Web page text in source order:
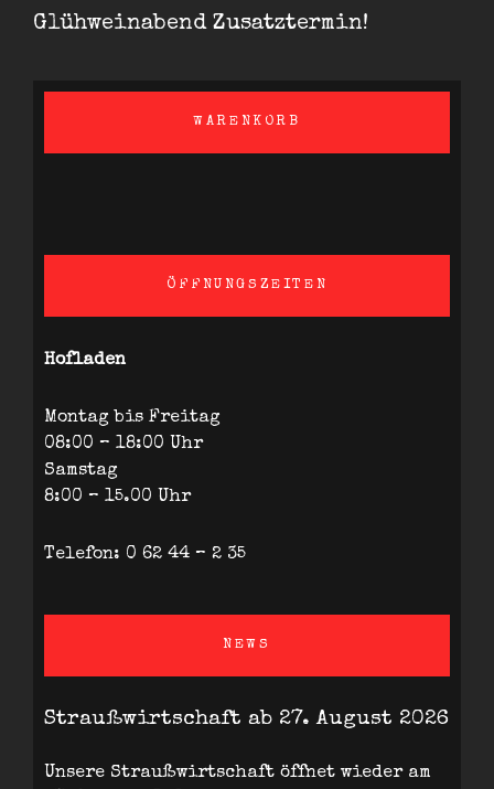
Post
Glühweinabend Zusatztermin!
WARENKORB
ÖFFNUNGSZEITEN
Hofladen
Montag bis Freitag
08:00 – 18:00 Uhr
Samstag
8:00 – 15.00 Uhr
Telefon: 0 62 44 – 2 35
NEWS
Straußwirtschaft ab 27. August 2026
Unsere Straußwirtschaft öffnet wieder am